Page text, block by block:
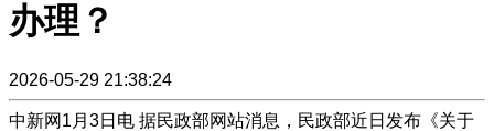
办理？
2026-05-29 21:38:24
中新网1月3日电 据民政部网站消息，民政部近日发布《关于